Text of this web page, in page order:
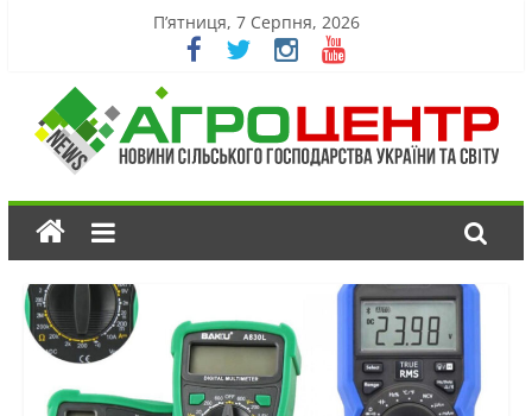
П’ятниця, 7 Серпня, 2026